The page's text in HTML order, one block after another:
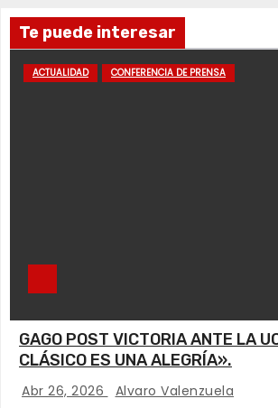
Te puede interesar
ACTUALIDAD CONFERENCIA DE PRENSA
GAGO POST VICTORIA ANTE LA
CLÁSICO ES UNA ALEGRÍA».
Abr 26, 2026 Alvaro Valenzuela